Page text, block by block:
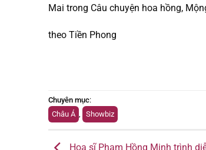
Mai trong Câu chuyện hoa hồng,
theo Tiền Phong
Chuyên mục:
Châu Á , Showbiz
Họa sĩ Phạm Hồng Minh trình